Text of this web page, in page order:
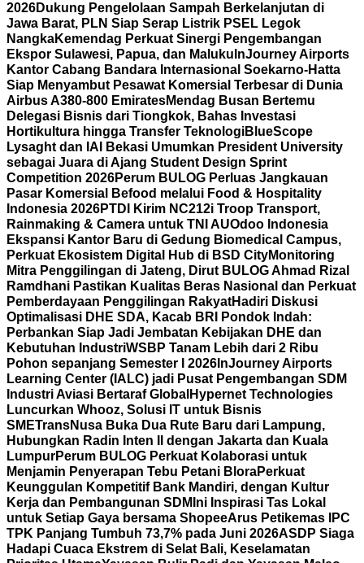
2026Dukung Pengelolaan Sampah Berkelanjutan di
Jawa Barat, PLN Siap Serap Listrik PSEL Legok
NangkaKemendag Perkuat Sinergi Pengembangan
Ekspor Sulawesi, Papua, dan Maluku InJourney Airports
Kantor Cabang Bandara Internasional Soekarno-Hatta
Siap Menyambut Pesawat Komersial Terbesar di Dunia
Airbus A380-800 EmiratesMendag Busan Bertemu
Delegasi Bisnis dari Tiongkok, Bahas Investasi
Hortikultura hingga Transfer TeknologiBlueScope
Lysaght dan IAI Bekasi Umumkan President University
sebagai Juara di Ajang Student Design Sprint
Competition 2026Perum BULOG Perluas Jangkauan
Pasar Komersial Befood melalui Food & Hospitality
Indonesia 2026PTDI Kirim NC212i Troop Transport,
Rainmaking & Camera untuk TNI AUOdoo Indonesia
Ekspansi Kantor Baru di Gedung Biomedical Campus,
Perkuat Ekosistem Digital Hub di BSD CityMonitoring
Mitra Penggilingan di Jateng, Dirut BULOG Ahmad Rizal
Ramdhani Pastikan Kualitas Beras Nasional dan Perkuat
Pemberdayaan Penggilingan RakyatHadiri Diskusi
Optimalisasi DHE SDA, Kacab BRI Pondok Indah:
Perbankan Siap Jadi Jembatan Kebijakan DHE dan
Kebutuhan IndustriWSBP Tanam Lebih dari 2 Ribu
Pohon sepanjang Semester I 2026 InJourney Airports
Learning Center (IALC) jadi Pusat Pengembangan SDM
Industri Aviasi Bertaraf Global Hypernet Technologies
Luncurkan Whooz, Solusi IT untuk Bisnis
SMETransNusa Buka Dua Rute Baru dari Lampung,
Hubungkan Radin Inten II dengan Jakarta dan Kuala
LumpurPerum BULOG Perkuat Kolaborasi untuk
Menjamin Penyerapan Tebu Petani BloraPerkuat
Keunggulan Kompetitif Bank Mandiri, dengan Kultur
Kerja dan Pembangunan SDM Ini Inspirasi Tas Lokal
untuk Setiap Gaya bersama ShopeeArus Petikemas IPC
TPK Panjang Tumbuh 73,7% pada Juni 2026ASDP Siaga
Hadapi Cuaca Ekstrem di Selat Bali, Keselamatan